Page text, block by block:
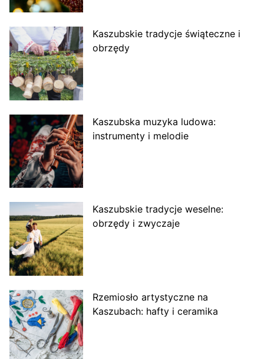
Kaszubskie tradycje świąteczne i
obrzędy
Kaszubska muzyka ludowa:
instrumenty i melodie
Kaszubskie tradycje weselne:
obrzędy i zwyczaje
Rzemiosło artystyczne na
Kaszubach: hafty i ceramika